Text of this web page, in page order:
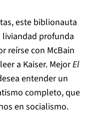
este biblionauta
profunda
reírse con McBain
a Kaiser. MejorEl
entender un
completo, que
en socialismo.